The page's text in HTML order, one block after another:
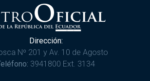
Dirección:
Nº 201 y Av. 10 de Agosto
3941800 Ext. 3134